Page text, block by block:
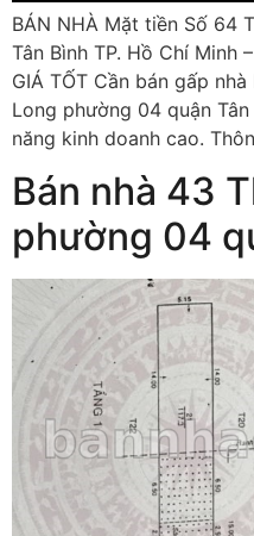
BÁN NHÀ Mặt tiền Số 64
Tân Bình TP. Hồ Chí Minh
GIÁ TỐT Cần bán gấp
Long phường 04 quận
năng kinh doanh cao.
Bán nhà 43
phường 04